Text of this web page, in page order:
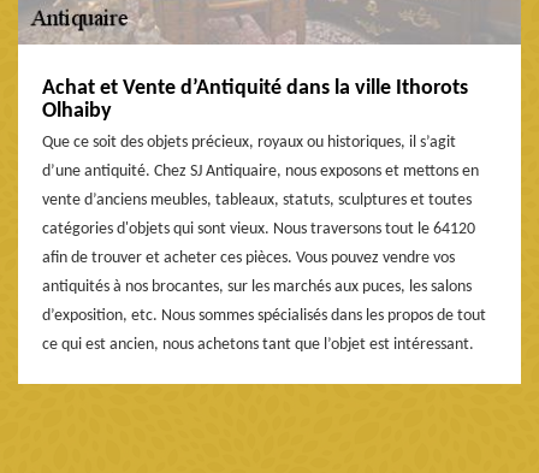
Achat et Vente d’Antiquité dans la ville Ithorots
Olhaiby
Que ce soit des objets précieux, royaux ou historiques, il s’agit
d’une antiquité. Chez SJ Antiquaire, nous exposons et mettons en
vente d’anciens meubles, tableaux, statuts, sculptures et toutes
catégories d'objets qui sont vieux. Nous traversons tout le 64120
afin de trouver et acheter ces pièces. Vous pouvez vendre vos
antiquités à nos brocantes, sur les marchés aux puces, les salons
d’exposition, etc. Nous sommes spécialisés dans les propos de tout
ce qui est ancien, nous achetons tant que l’objet est intéressant.